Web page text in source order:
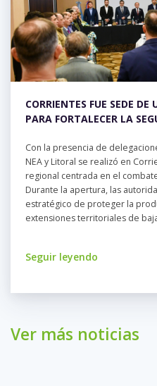
CORRIENTES FUE SEDE
PARA FORTALECER LA
Con la presencia de
NEA y Litoral se realizó en
regional centrada en el
Durante la apertura, las
estratégico de proteger la
extensiones territoriales de
Seguir leyendo
Ver más noticias